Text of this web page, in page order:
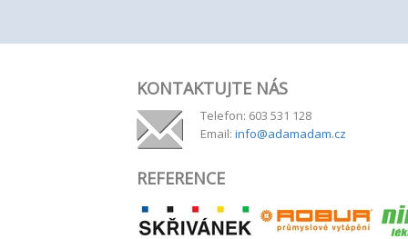
KONTAKTUJTE NÁS
Telefon: 603 531 128
Email: info@adamadam.cz
REFERENCE